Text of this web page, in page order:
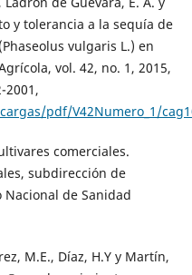
y tolerancia a la sequía de
vulgaris L.) en
vol. 42, no. 1, 2015,
2001,
pdf/V42Numero_1/
comerciales.
subdirección de
de Sanidad
M.E., Díaz, H.Y y Martín,